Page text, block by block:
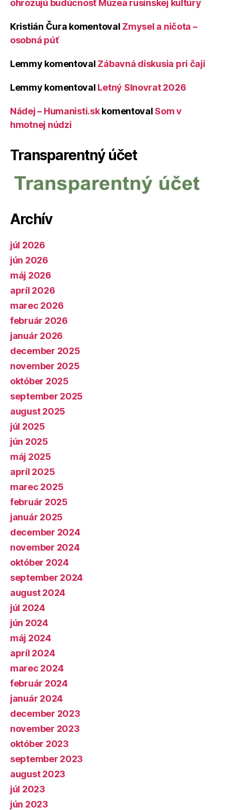
ohrozujú budúcnosť Múzea rusínskej kultúry
Kristián Čura komentoval Zmysel a ničota –
osobná púť
Lemmy komentoval Zábavná diskusia pri čaji
Lemmy komentoval Letný Slnovrat 2026
Nádej – Humanisti.skkomentoval Som v
hmotnej núdzi
Transparentný účet
Archív
júl 2026
jún 2026
máj 2026
apríl 2026
marec 2026
február 2026
január 2026
december 2025
november 2025
október 2025
september 2025
august 2025
júl 2025
jún 2025
máj 2025
apríl 2025
marec 2025
február 2025
január 2025
december 2024
november 2024
október 2024
september 2024
august 2024
júl 2024
jún 2024
máj 2024
apríl 2024
marec 2024
február 2024
január 2024
december 2023
november 2023
október 2023
september 2023
august 2023
júl 2023
jún 2023